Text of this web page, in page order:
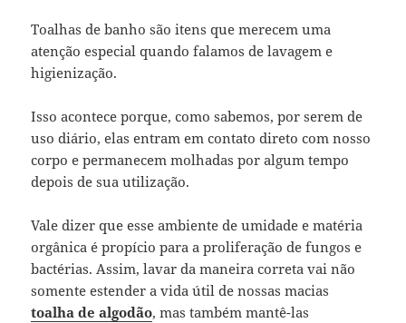
Toalhas de banho são itens que merecem uma
atenção especial quando falamos de lavagem e
higienização.
Isso acontece porque, como sabemos, por serem de
uso diário, elas entram em contato direto com nosso
corpo e permanecem molhadas por algum tempo
depois de sua utilização.
Vale dizer que esse ambiente de umidade e matéria
orgânica é propício para a proliferação de fungos e
bactérias. Assim, lavar da maneira correta vai não
somente estender a vida útil de nossas macias
toalha de algodão, mas também mantê-las